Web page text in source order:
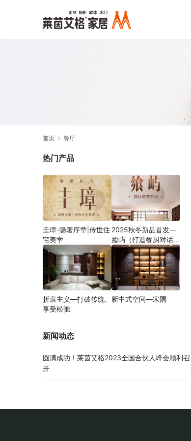
首页 餐厅
热门产品
圭璋-隐奢序章|传世住
宅美学
2025秋冬新品首发—
飨屿（打造餐厨对话新
方式）
折衷主义—打破传统、
享受松弛
新中式空间—宋隅
新闻动态
圆满成功！莱茵艾格2023全国合伙人峰会顺利召
开